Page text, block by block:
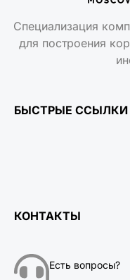
Специализация
для построения
БЫСТРЫЕ ССЫЛКИ
КОНТАКТЫ
Есть вопросы?